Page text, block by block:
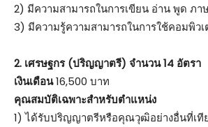
2) มีความสามารถในการเขียน อ่าน พูด ภา
3) มีความรู้ความสามารถในการใช้คอมพิว
2. เศรษฐกร (ปริญญาตรี) จำนวน 14 อัตรา
เงินเดือน16,500 บาท
คุณสมบัติเฉพาะสำหรับตำแหน่ง
1) ได้รับปริญญาตรีหรือคุณวุฒิอย่างอื่นที่เที